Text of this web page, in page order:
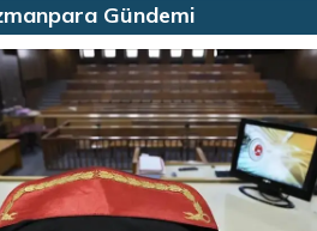
Gündemi